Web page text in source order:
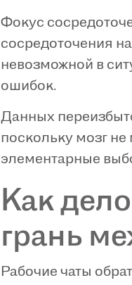
Фокус
сосредоточения
невозможной в
ошибок.
Данных
поскольку мозг
элементарные
Как
грань
Рабочие чаты